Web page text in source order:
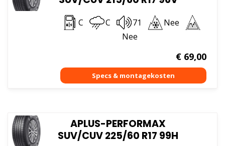
C C 71
Nee
Nee
€69,00
APLUS-PERFORMAX
SUV/CUV 225/60 R17 99H